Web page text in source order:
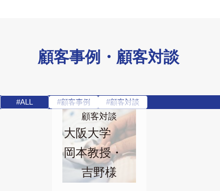
顧客事例・顧客対談
#ALL #顧客事例 #顧客対談
顧客対談
大阪大学
岡本教授・
吉野様